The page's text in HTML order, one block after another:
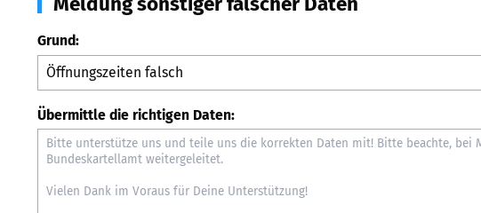
Grund:
Übermittle die richtigen Daten: